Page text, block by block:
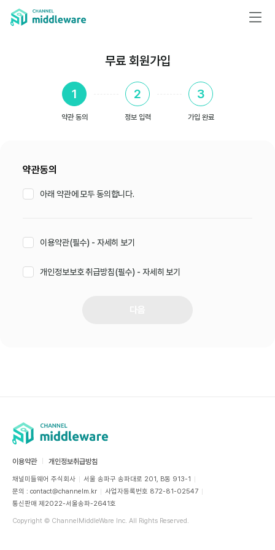
무료 회원가입
1
약관 동의
2
정보 입력
3
가입 완료
약관동의
아래 약관에 모두 동의합니다.
이용약관(필수) - 자세히 보기
개인정보보호 취급방침(필수) - 자세히 보기
이용약관 개인정보취급방침
채널미들웨어 주식회사
서울 송파구 송파대로 201, B동 913-1
문의 : contact@channelm.kr
사업자등록번호 872-81-02547
통신판매 제2022-서울송파-2641호
Copyright © ChannelMiddleWare Inc. All Rights Reserved.